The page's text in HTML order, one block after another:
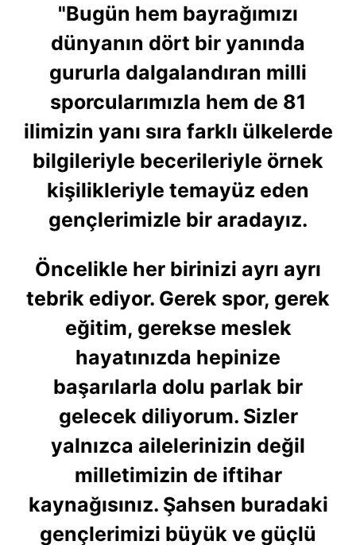
"Bugün hem bayrağımızı
dünyanın dört bir yanında
gururla dalgalandıran milli
sporcularımızla hem de 81
ilimizin yanı sıra farklı ülkelerde
bilgileriyle becerileriyle örnek
kişilikleriyle temayüz eden
gençlerimizle bir aradayız.
Öncelikle her birinizi ayrı ayrı
tebrik ediyor. Gerek spor, gerek
eğitim, gerekse meslek
hayatınızda hepinize
başarılarla dolu parlak bir
gelecek diliyorum. Sizler
yalnızca ailelerinizin değil
milletimizin de iftihar
kaynağısınız. Şahsen buradaki
gençlerimizi büyük ve güçlü